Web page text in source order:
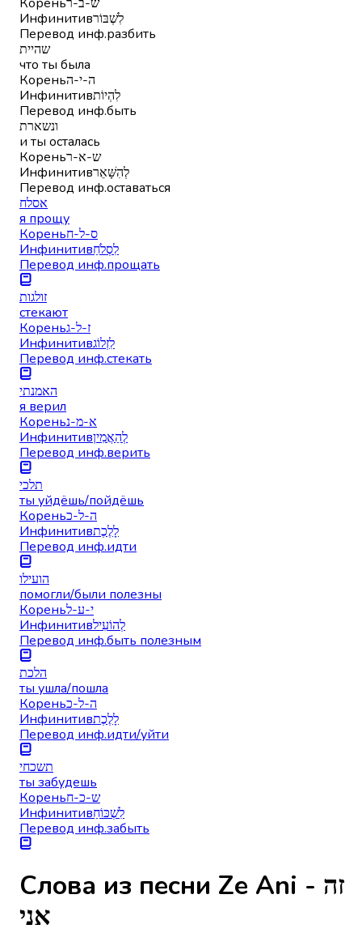
Инфинитивלִשְׁבּוֹר
Перевод инф.разбить
שהיית
что ты была
Кореньה-י-ה
Инфинитивלִהְיוֹת
Перевод инф.быть
ונשארת
и ты осталась
Кореньש-א-ר
Инфинитивלְהִשָּׁאֵר
Перевод инф.оставаться
אסלח
я прощу
Кореньס-ל-ח
Инфинитивלִסְלֹחַ
Перевод инф.прощать
זולגות
стекают
Кореньז-ל-ג
Инфинитивלִזְלוֹג
Перевод инф.стекать
האמנתי
я верил
Кореньא-מ-נ
Инфинитивלְהַאֲמִין
Перевод инф.верить
תלכי
ты уйдёшь/пойдёшь
Кореньה-ל-כ
Инфинитивלָלֶכֶת
Перевод инф.идти
הועילו
помогли/были полезны
Кореньי-ע-ל
Инфинитивלְהוֹעִיל
Перевод инф.быть полезным
הלכת
ты ушла/пошла
Кореньה-ל-כ
Инфинитивלָלֶכֶת
Перевод инф.идти/уйти
תשכחי
ты забудешь
Кореньש-כ-ח
Инфинитивלִשְׁכּוֹחַ
Перевод инф.забыть
Слова из песни Ze Ani - זה
אני